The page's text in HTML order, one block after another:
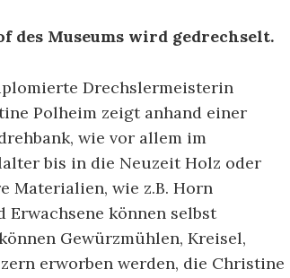
des Museums wird gedrechselt.
Drechslermeisterin
Polheim zeigt anhand einer
wie vor allem im
bis in die Neuzeit Holz oder
Materialien, wie z.B. Horn
können selbst
Gewürzmühlen, Kreisel,
erworben werden, die Christine